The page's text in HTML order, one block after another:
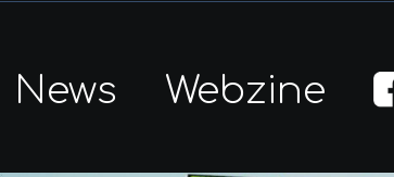
News Webzine